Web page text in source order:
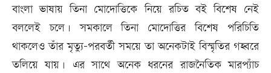
বাংলা ভাষায় তিনা মোদোত্তিকে নিয়ে রচিত বই বিশেষ নেই
বললেই চলে। সমকালে তিনা মোদোত্তির বিশেষ পরিচিতি
থাকলেও তাঁর মৃত্যু-পরবর্তী সময়ে তা অনেকটাই বিস্মৃতির গহ্বরে
তলিয়ে যায়। এর সাথে অনেক ধরনের রাজনৈতিক মারপ্যাঁচ